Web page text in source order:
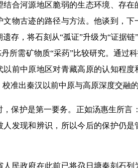
河源地区脆弱的生态环境、存在
文物古迹的路径与方法。他谈到，
存，将石刻从“孤证”升级为“证据
丹所需矿物质“采药”比较研究。通过
以前中原地区对青藏高原的认知程
准出秦汉以前中原与高原深度交融的
护是第一要务。正如汤惠生所言
人发现和辨识，所以今后的保护仍
政府在此前已将尕日塘秦刻石列